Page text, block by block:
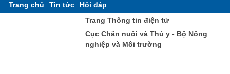
Trang chủ Tin tức
Hỏi đáp
Trang Thông tin điện tử
Cục Chăn nuôi và Thú y - Bộ Nông
nghiệp và Môi trường